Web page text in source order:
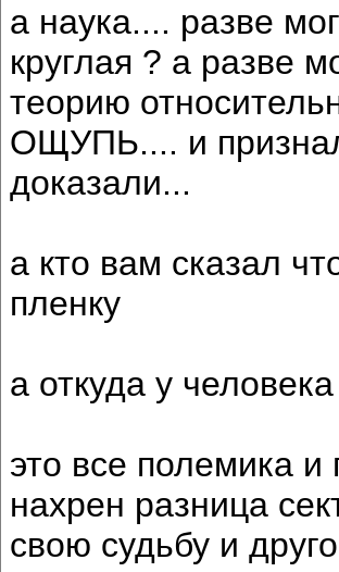
а наука.... разве
круглая ? а разве
теорию
ОЩУПЬ.... и
доказали...
а кто вам сказал
пленку
а откуда у
это все полемика и
нахрен разница
свою судьбу и